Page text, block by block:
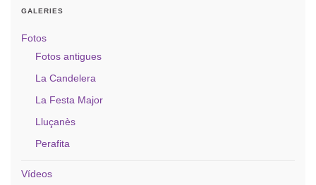
GALERIES
Fotos
Fotos antigues
La Candelera
La Festa Major
Lluçanès
Perafita
Vídeos